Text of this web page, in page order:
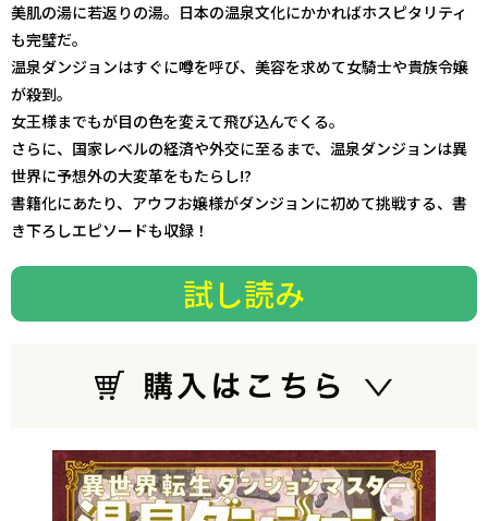
美肌の湯に若返りの湯。日本の温泉文化にかかればホスピタリティ
も完璧だ。
温泉ダンジョンはすぐに噂を呼び、美容を求めて女騎士や貴族令嬢
が殺到。
女王様までもが目の色を変えて飛び込んでくる。
さらに、国家レベルの経済や外交に至るまで、温泉ダンジョンは異
世界に予想外の大変革をもたらし――!?
書籍化にあたり、アウフお嬢様がダンジョンに初めて挑戦する、書
き下ろしエピソードも収録！
試し読み